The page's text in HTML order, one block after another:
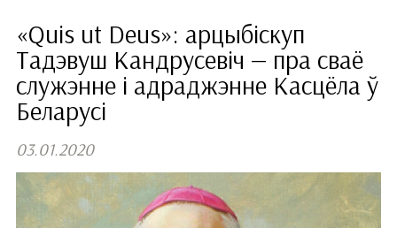
«Quis ut Deus»: арцыбіскуп
Тадэвуш Кандрусевіч — пра сваё
служэнне і адраджэнне Касцёла ў
Беларусі
03.01.2020